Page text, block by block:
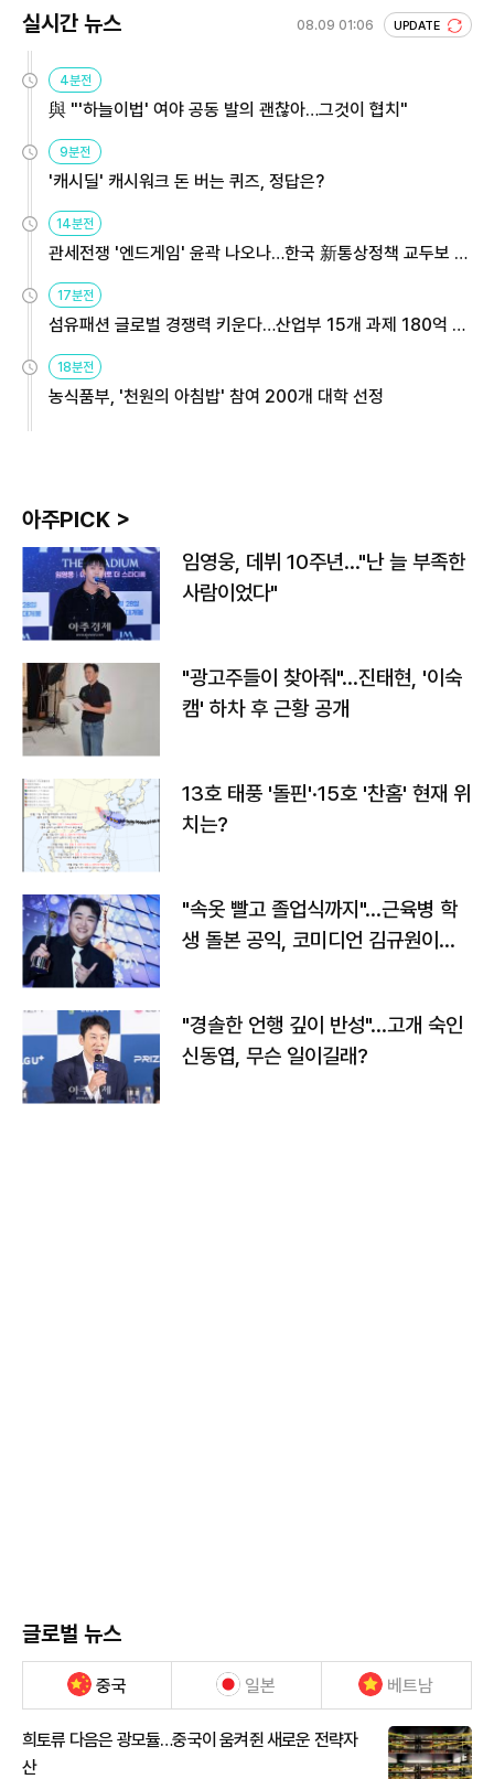
실시간 뉴스 08.09 01:06 UPDATE
4분전
與 "'하늘이법' 여야 공동 발의 괜찮아…그것이 협치"
9분전
'캐시딜' 캐시워크 돈 버는 퀴즈, 정답은?
14분전
관세전쟁 '엔드게임' 윤곽 나오나…한국 新통상정책 교두보 활
용해야
17분전
섬유패션 글로벌 경쟁력 키운다…산업부 15개 과제 180억 지
원
18분전
농식품부, '천원의 아침밥' 참여 200개 대학 선정
아주PICK >
임영웅, 데뷔 10주년…"난 늘 부족한
사람이었다"
"광고주들이 찾아줘"…진태현, '이숙
캠' 하차 후 근황 공개
13호 태풍 '돌핀'·15호 '찬홈' 현재 위
치는?
"속옷 빨고 졸업식까지"…근육병 학
생 돌본 공익, 코미디언 김규원이었
"경솔한 언행 깊이 반성"…고개 숙인
신동엽, 무슨 일이길래?
글로벌 뉴스
중국 일본 베트남
희토류 다음은 광모듈…중국이 움켜쥔 새로운 전략자
산